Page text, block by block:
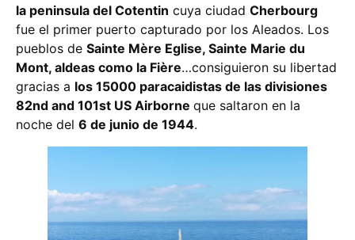
la peninsula del Cotentin cuya ciudad Cherbourg
fue el primer puerto capturado por los Aleados. Los
pueblos de Sainte Mère Eglise, Sainte Marie du
Mont, aldeas como la Fière…consiguieron su libertad
gracias a los 15000 paracaidistas de las divisiones
82nd and 101st US Airborne que saltaron en la
noche del 6 de junio de 1944.